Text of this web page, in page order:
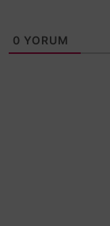
0 YORUM